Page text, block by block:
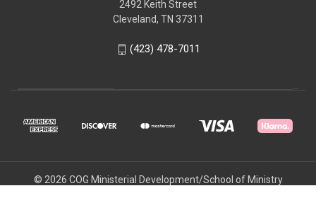
2492 Keith Street
Cleveland, TN 37311
(423) 478-7011
© 2026 COG Ministerial Development/School of Ministry